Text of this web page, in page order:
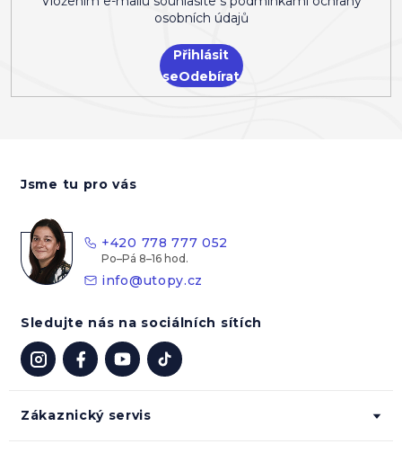
osobních údajů
Přihlásit
se
Zákaznický servis
Jsme tu pro vás
+420 778 777 052
info@utopy.cz
Sledujte nás na sociálních sítích